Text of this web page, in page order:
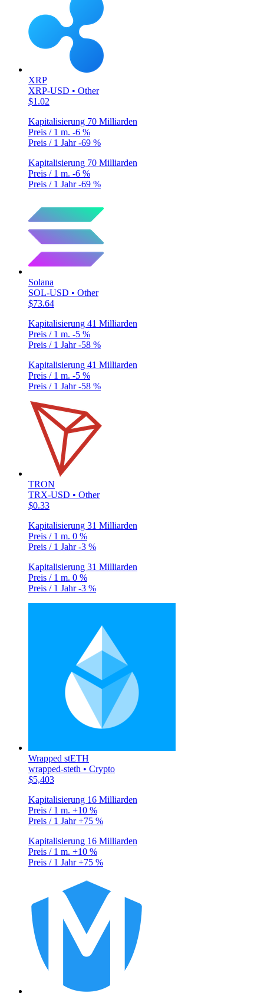
XRP
XRP-USD • Other
$1.02
Kapitalisierung 70 Milliarden
Preis / 1 m. -6 %
Preis / 1 Jahr-69 %
Kapitalisierung 70 Milliarden
Preis / 1 m. -6 %
Preis / 1 Jahr-69 %
Solana
SOL-USD • Other
$73.64
Kapitalisierung 41 Milliarden
Preis / 1 m. -5 %
Preis / 1 Jahr-58 %
Kapitalisierung 41 Milliarden
Preis / 1 m. -5 %
Preis / 1 Jahr-58 %
TRON
TRX-USD • Other
$0.33
Kapitalisierung 31 Milliarden
Preis / 1 m. 0 %
Preis / 1 Jahr-3 %
Kapitalisierung 31 Milliarden
Preis / 1 m. 0 %
Preis / 1 Jahr-3 %
Wrapped stETH
wrapped-steth • Crypto
$5,403
Kapitalisierung 16 Milliarden
Preis / 1 m. +10 %
Preis / 1 Jahr+75 %
Kapitalisierung 16 Milliarden
Preis / 1 m. +10 %
Preis / 1 Jahr+75 %